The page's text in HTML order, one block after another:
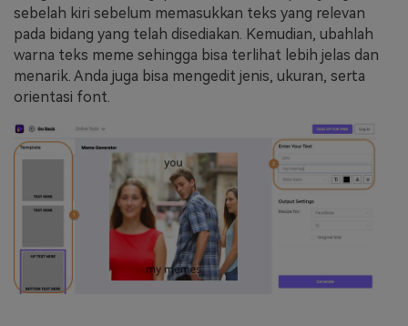
sebelah kiri sebelum memasukkan teks yang relevan
pada bidang yang telah disediakan. Kemudian, ubahlah
warna teks meme sehingga bisa terlihat lebih jelas dan
menarik. Anda juga bisa mengedit jenis, ukuran, serta
orientasi font.